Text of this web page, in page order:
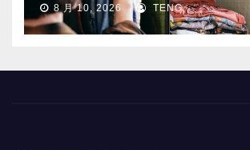
向8 月 10, 2026 TENG